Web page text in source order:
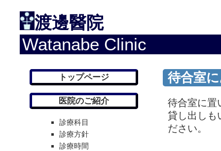
渡邊醫院
Watanabe Clinic
トップページ
医院のご紹介
診療科目
診療方針
診療時間
待合室
待合室に置
貸し出しも
ださい。